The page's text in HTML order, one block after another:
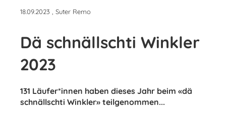
18.09.2023 , Suter Remo
Dä schnällschti Winkler
2023
131 Läufer*innen haben dieses Jahr beim «dä
schnällschti Winkler» teilgenommen...